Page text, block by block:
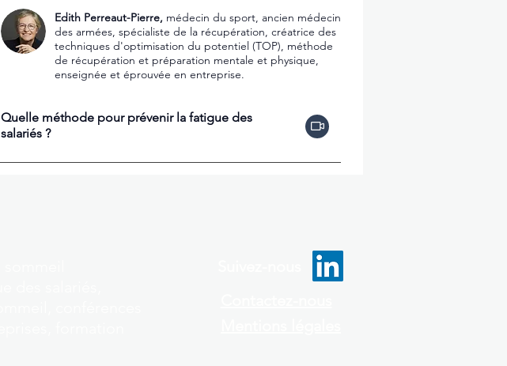
Edith Perreaut-Pierre, médecin du sport, ancien médecin
des armées, spécialiste de la récupération, créatrice des
techniques d'optimisation du potentiel (TOP), méthode
de récupération et préparation mentale et physique,
enseignée et éprouvée en entreprise.
Quelle méthode pour prévenir la fatigue des
salariés ?